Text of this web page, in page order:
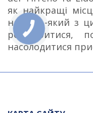
як найкращі
на будь-який з
розслабитися,
насолодитися